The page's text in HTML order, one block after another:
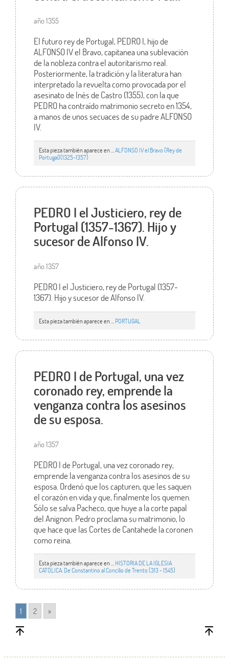
año 1355
El futuro rey de Portugal, PEDRO I, hijo de
ALFONSO IV el Bravo, capitanea una sublevación
de la nobleza contra el autoritarismo real.
Posteriormente, la tradición y la literatura han
interpretado la revuelta como provocada por el
asesinato de Inés de Castro (1355), con la que
PEDRO ha contraído matrimonio secreto en 1354,
a manos de unos secuaces de su padre ALFONSO
IV.
Esta pieza también aparece en ... ALFONSO IV el Bravo (Rey de
Portugal)(1325-1357)
PEDRO I el Justiciero, rey de
Portugal (1357-1367). Hijo y
sucesor de Alfonso IV.
año 1357
PEDRO I el Justiciero, rey de Portugal (1357-
1367). Hijo y sucesor de Alfonso IV.
Esta pieza también aparece en ... PORTUGAL
PEDRO I de Portugal, una vez
coronado rey, emprende la
venganza contra los asesinos
de su esposa.
año 1357
PEDRO I de Portugal, una vez coronado rey,
emprende la venganza contra los asesinos de su
esposa. Ordenó que los capturen, que les saquen
el corazón en vida y que, finalmente los quemen.
Sólo se salva Pacheco, que huye a la corte papal
del Anignon. Pedro proclama su matrimonio, lo
que hace que las Cortes de Cantahede la coronen
como reina.
Esta pieza también aparece en ... HISTORIA DE LA IGLESIA
CATÓLICA. De Constantino al Concilio de Trento (313 - 1545)
1 2 »